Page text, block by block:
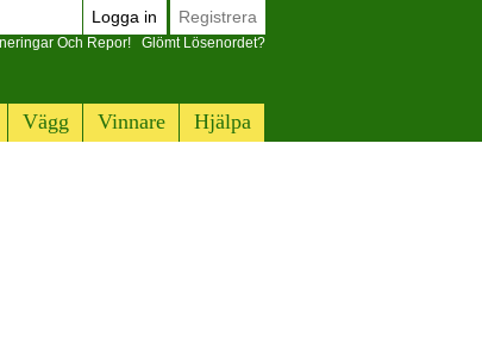
Vägg Vinnare Hjälpa
Logga in Registrera
Och Repor! Glömt Lösenordet?